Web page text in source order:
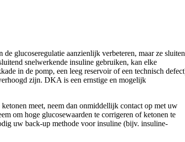
glucoseregulatie aanzienlijk verbeteren, maar ze sluiten
snelwerkende insuline gebruiken, kan elke
in de pomp, een leeg reservoir of een technisch
zijn. DKA is een ernstige en mogelijk
meet, neem dan onmiddellijk contact op met uw
om hoge glucosewaarden te corrigeren of ketonen te
uw back-up methode voor insuline (bijv. insuline-